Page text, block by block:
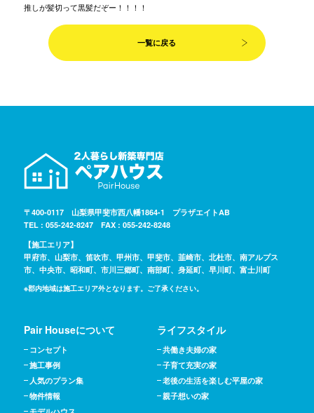
推しが髪切って黒髪だぞー！！！！
一覧に戻る
〒400-0117 山梨県甲斐市西八幡1864-1 プラザエイトAB
TEL : 055-242-8247 FAX : 055-242-8248
【施工エリア】
甲府市、山梨市、笛吹市、甲州市、甲斐市、韮崎市、北杜市、南アルプス
市、中央市、昭和町、市川三郷町、南部町、身延町、早川町、富士川町
※郡内地域は施工エリア外となります。ご了承ください。
Pair Houseについて
コンセプト
施工事例
人気のプラン集
物件情報
ライフスタイル
共働き夫婦の家
子育て充実の家
老後の生活を楽しむ平屋の家
親子想いの家